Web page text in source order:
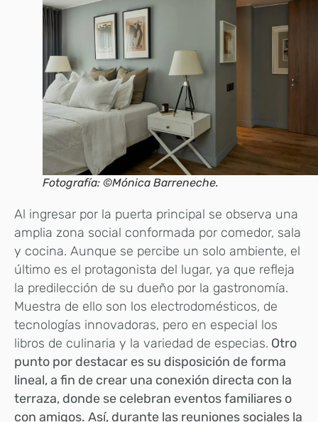
Fotografía: ©Mónica Barreneche.
Al ingresar por la puerta principal se observa una
amplia zona social conformada por comedor, sala
y cocina. Aunque se percibe un solo ambiente, el
último es el protagonista del lugar, ya que refleja
la predilección de su dueño por la gastronomía.
Muestra de ello son los electrodomésticos, de
tecnologías innovadoras, pero en especial los
libros de culinaria y la variedad de especias. Otro
punto por destacar es su disposición de forma
lineal, a fin de crear una conexión directa con la
terraza, donde se celebran eventos familiares o
con amigos. Así, durante las reuniones sociales la